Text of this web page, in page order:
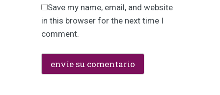
Save my name, email, and website
in this browser for the next time I
comment.